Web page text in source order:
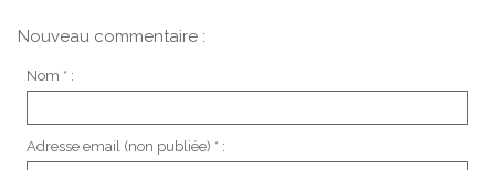
Nouveau commentaire :
Nom * :
Adresse email (non publiée) * :